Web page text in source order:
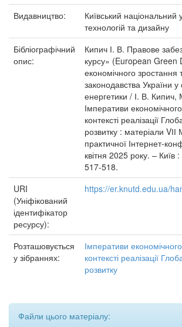
Видавництво:
Київський національний
технологій та дизайну
Бібліографічний
опис:
Кипич І. В. Правове
курсу» (European Green
економічного зростання
законодавства України
енергетики / І. В.
Імперативи
контексті реалізації
розвитку : матеріали
практичної Інтернет-
квітня 2025 року. –
517-518.
URI
(Уніфікований
ідентифікатор
ресурсу):
https://er.knutd.edu.ua/
Розташовується
у зібраннях:
Імперативи
контексті реалізації
розвитку
Файли цього матеріалу: